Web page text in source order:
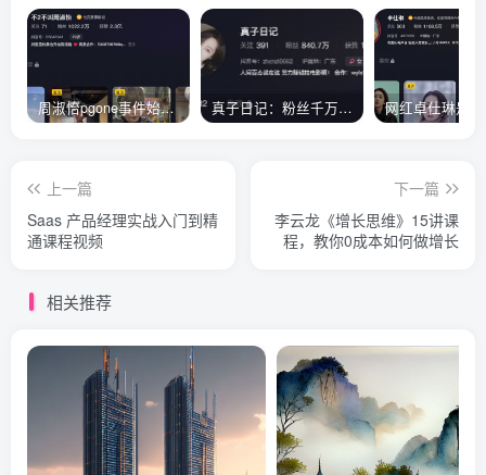
周淑怡pgone事件始末，周淑怡现状 真子日记：粉丝千万的真子日记是最懂反转的网红吗？
上一篇
Saas 产品经理实战入门到精
通课程视频
下一篇
李云龙《增长思维》15讲课
程，教你0成本如何做增长
相关推荐